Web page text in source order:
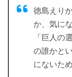
徳島えり
か、気に
「巨人の
の誰かと
にないため